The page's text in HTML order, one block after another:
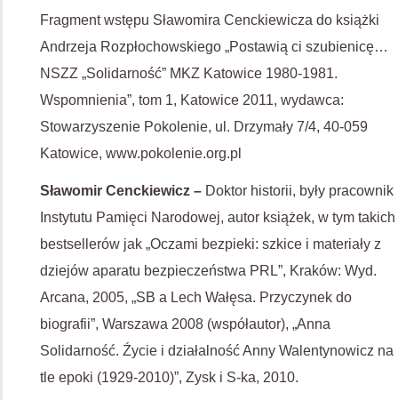
Fragment wstępu Sławomira Cenckiewicza do książki
Andrzeja Rozpłochowskiego „Postawią ci szubienicę…
NSZZ „Solidarność” MKZ Katowice 1980-1981.
Wspomnienia”, tom 1, Katowice 2011, wydawca:
Stowarzyszenie Pokolenie, ul. Drzymały 7/4, 40-059
Katowice, www.pokolenie.org.pl
Sławomir Cenckiewicz – Doktor historii, były pracownik
Instytutu Pamięci Narodowej, autor książek, w tym takich
bestsellerów jak „Oczami bezpieki: szkice i materiały z
dziejów aparatu bezpieczeństwa PRL”, Kraków: Wyd.
Arcana, 2005, „SB a Lech Wałęsa. Przyczynek do
biografii”, Warszawa 2008 (współautor), „Anna
Solidarność. Źycie i działalność Anny Walentynowicz na
tle epoki (1929-2010)”, Zysk i S-ka, 2010.